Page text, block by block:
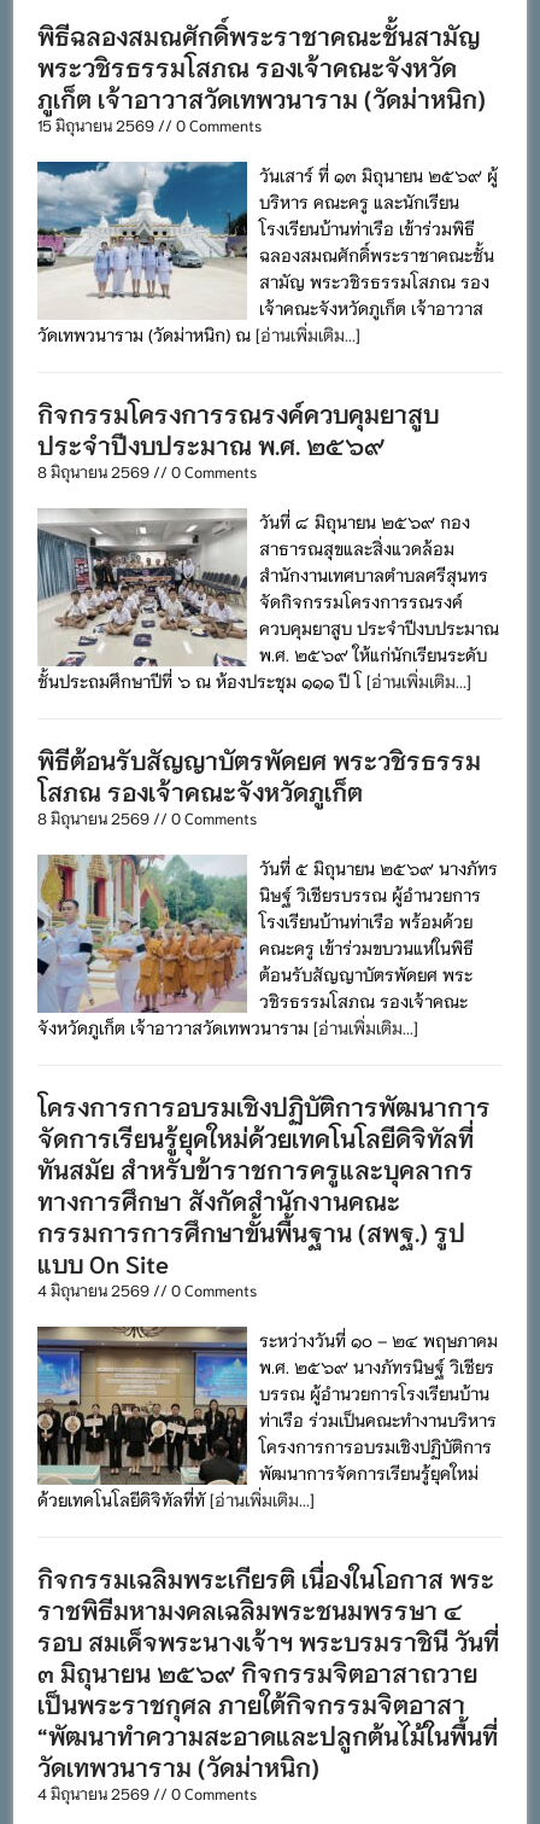
พิธีฉลองสมณศักดิ์พระราชาคณะชั้นสามัญ
พระวชิรธรรมโสภณ รองเจ้าคณะจังหวัด
ภูเก็ต เจ้าอาวาสวัดเทพวนาราม (วัดม่าหนิก)
15 มิถุนายน 2569 // 0 Comments
วันเสาร์ ที่ ๑๓ มิถุนายน ๒๕๖๙ ผู้
บริหาร คณะครู และนักเรียน
โรงเรียนบ้านท่าเรือ เข้าร่วมพิธี
ฉลองสมณศักดิ์พระราชาคณะชั้น
สามัญ พระวชิรธรรมโสภณ รอง
เจ้าคณะจังหวัดภูเก็ต เจ้าอาวาส
วัดเทพวนาราม (วัดม่าหนิก) ณ[อ่านเพิ่มเติม...]
กิจกรรมโครงการรณรงค์ควบคุมยาสูบ
ประจำปีงบประมาณ พ.ศ. ๒๕๖๙
8 มิถุนายน 2569 // 0 Comments
วันที่ ๘ มิถุนายน ๒๕๖๙ กอง
สาธารณสุขและสิ่งแวดล้อม
สำนักงานเทศบาลตำบลศรีสุนทร
จัดกิจกรรมโครงการรณรงค์
ควบคุมยาสูบ ประจำปีงบประมาณ
พ.ศ. ๒๕๖๙ ให้แก่นักเรียนระดับ
ชั้นประถมศึกษาปีที่ ๖ ณ ห้องประชุม ๑๑๑ ปี โ[อ่านเพิ่มเติม...]
พิธีต้อนรับสัญญาบัตรพัดยศ พระวชิรธรรม
โสภณ รองเจ้าคณะจังหวัดภูเก็ต
8 มิถุนายน 2569 // 0 Comments
วันที่ ๕ มิถุนายน ๒๕๖๙ นางภัทร
นิษฐ์ วิเชียรบรรณ ผู้อำนวยการ
โรงเรียนบ้านท่าเรือ พร้อมด้วย
คณะครู เข้าร่วมขบวนแห่ในพิธี
ต้อนรับสัญญาบัตรพัดยศ พระ
วชิรธรรมโสภณ รองเจ้าคณะ
จังหวัดภูเก็ต เจ้าอาวาสวัดเทพวนาราม[อ่านเพิ่มเติม...]
โครงการการอบรมเชิงปฏิบัติการพัฒนาการ
จัดการเรียนรู้ยุคใหม่ด้วยเทคโนโลยีดิจิทัลที่
ทันสมัย สำหรับข้าราชการครูและบุคลากร
ทางการศึกษา สังกัดสำนักงานคณะ
กรรมการการศึกษาขั้นพื้นฐาน (สพฐ.) รูป
แบบ On Site
4 มิถุนายน 2569 // 0 Comments
ระหว่างวันที่ ๑๐ – ๒๔ พฤษภาคม
พ.ศ. ๒๕๖๙ นางภัทรนิษฐ์ วิเชียร
บรรณ ผู้อำนวยการโรงเรียนบ้าน
ท่าเรือ ร่วมเป็นคณะทำงานบริหาร
โครงการการอบรมเชิงปฏิบัติการ
พัฒนาการจัดการเรียนรู้ยุคใหม่
ด้วยเทคโนโลยีดิจิทัลที่ทั[อ่านเพิ่มเติม...]
กิจกรรมเฉลิมพระเกียรติ เนื่องในโอกาส พระ
ราชพิธีมหามงคลเฉลิมพระชนมพรรษา ๔
รอบ สมเด็จพระนางเจ้าฯ พระบรมราชินี วันที่
๓ มิถุนายน ๒๕๖๙ กิจกรรมจิตอาสาถวาย
เป็นพระราชกุศล ภายใต้กิจกรรมจิตอาสา
“พัฒนาทำความสะอาดและปลูกต้นไม้ในพื้นที่
วัดเทพวนาราม (วัดม่าหนิก)
4 มิถุนายน 2569 // 0 Comments